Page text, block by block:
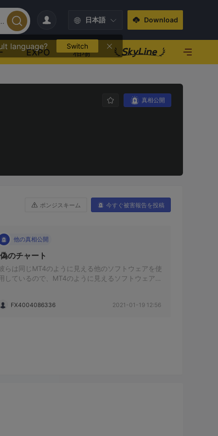
日本語
language? Switch
Download
EXPO 相場
真相公開
ポンジスキーム 今すぐ被害報告を投稿
他の真相公開
らは同じMT4のように見える他のソフトウェアを使
しているので、MT4のように見えるソフトウェアで
FX4004086336 2021-01-19 12:56